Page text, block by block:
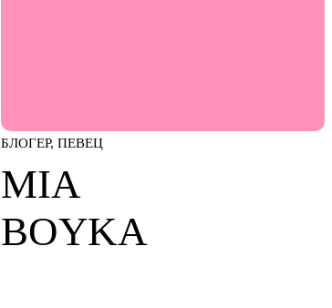
БЛОГЕР, ПЕВЕЦ
MIA
BOYKA